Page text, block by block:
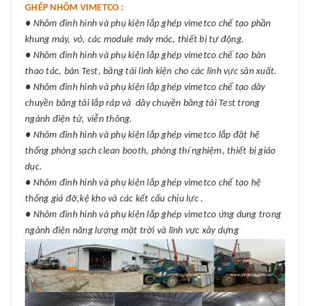
GHÉP NHÔM VIMETCO :
● Nhôm đinh hình và phụ kiện lắp ghép vimetco chế tạo phần
khung máy, vỏ, các module máy móc, thiết bị tự động.
● Nhôm đinh hình và phụ kiện lắp ghép vimetco chế tạo bàn
thao tác, bàn Test, băng tải linh kiện cho các lĩnh vực sản xuất.
● Nhôm đinh hình và phụ kiện lắp ghép vimetco chế tạo dây
chuyền băng tải lắp ráp và dây chuyền băng tải Test trong
ngành điện tử, viễn thông.
● Nhôm đinh hình và phụ kiện lắp ghép vimetco lắp đặt hệ
thống phòng sạch clean booth, phòng thí nghiệm, thiết bị giáo
dục.
● Nhôm đinh hình và phụ kiện lắp ghép vimetco chế tạo hệ
thống giá đỡ,kệ kho và các kết cấu chịu lực .
● Nhôm đinh hình và phụ kiện lắp ghép vimetco ứng dung trong
ngành điện năng lượng mặt trời và lĩnh vực xây dựng